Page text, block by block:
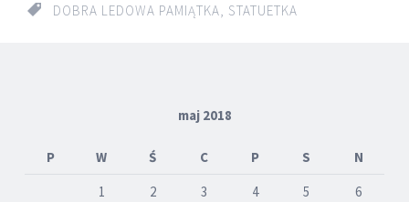
DOBRA LEDOWA PAMIĄTKA STATUETKA
maj 2018
P W Ś C P S N
1 2 3 4 5
6